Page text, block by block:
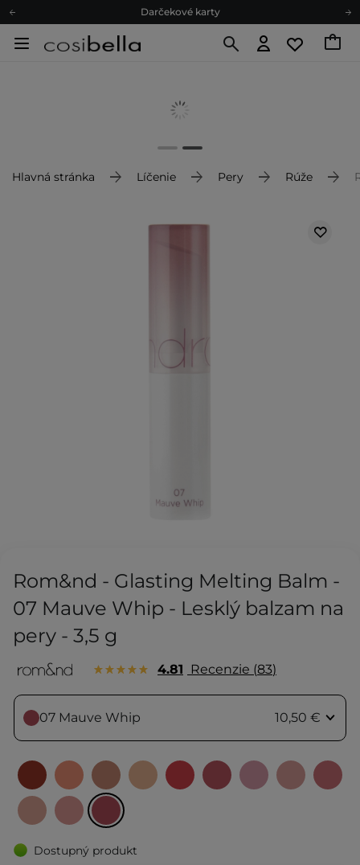
Darčekové karty
Ekologické balenie
Darčekové karty
Hlavná stránka Líčenie Pery Rúže
Rom&nd - Glasting Melting Balm -
07 Mauve Whip - Lesklý balzam na
pery - 3,5 g
4.81 Recenzie 83
07 Mauve Whip 10,50 €
Dostupný produkt